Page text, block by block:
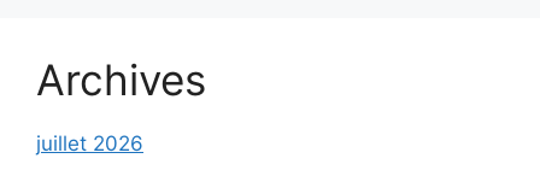
Archives
juillet 2026